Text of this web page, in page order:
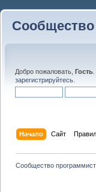
Добро пожаловать, Гость
зарегистрируйтесь
Начало Сайт
Сообщество